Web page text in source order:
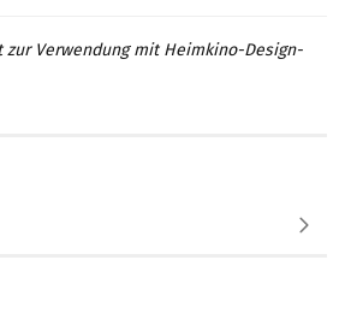
Verwendung mit Heimkino-Design-